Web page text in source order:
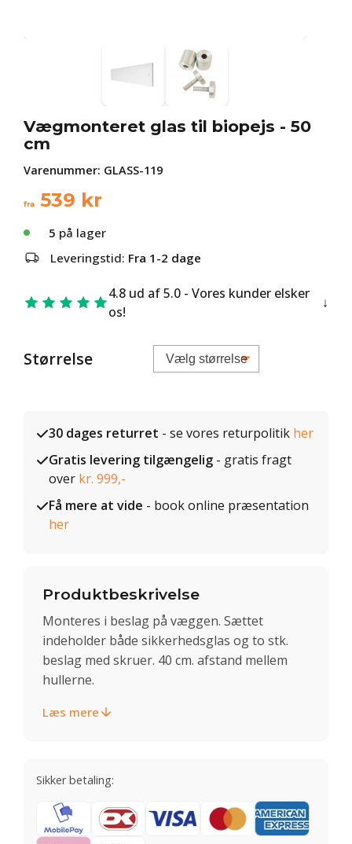
Vægmonteret glas til biopejs - 50
cm
Varenummer: GLASS-119
fra 539 kr
5 på lager
Leveringstid: Fra 1-2 dage
4.8 ud af 5.0 - Vores kunder elsker
os!
Størrelse
30 dages returret - se vores returpolitik her
Gratis levering tilgængelig - gratis fragt
over kr. 999,-
Få mere at vide - book online præsentation
her
Produktbeskrivelse
Monteres i beslag på væggen. Sættet
indeholder både sikkerhedsglas og to stk.
beslag med skruer. 40 cm. afstand mellem
hullerne.
Læs mere
Sikker betaling: